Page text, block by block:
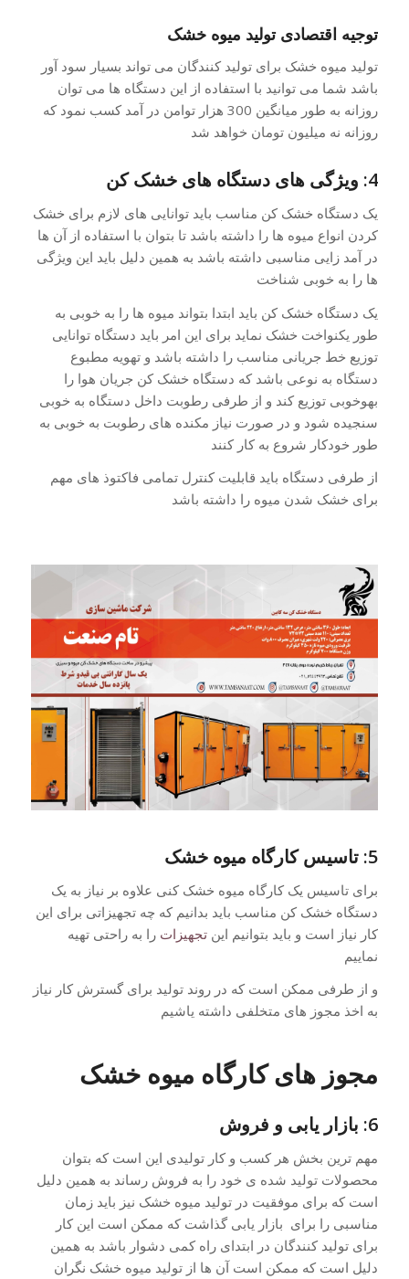
توجیه اقتصادی تولید میوه خشک
تولید میوه خشک برای تولید کنندگان می تواند بسیار سود آور
باشد شما می توانید با استفاده از این دستگاه ها می توان
روزانه به طور میانگین 300 هزار توامن در آمد کسب نمود که
روزانه نه میلیون تومان خواهد شد
4: ویژگی های دستگاه های خشک کن
یک دستگاه خشک کن مناسب باید توانایی های لازم برای خشک
کردن انواع میوه ها را داشته باشد تا بتوان با استفاده از آن ها
در آمد زایی مناسبی داشته باشد به همین دلیل باید این ویژگی
ها را به خوبی شناخت
یک دستگاه خشک کن باید ابتدا بتواند میوه ها را به خوبی به
طور یکنواخت خشک نماید برای این امر باید دستگاه توانایی
توزیع خط جریانی مناسب را داشته باشد و تهویه مطبوع
دستگاه به نوعی باشد که دستگاه خشک کن جریان هوا را
بهوخوبی توزیع کند و از طرفی رطوبت داخل دستگاه به خوبی
سنجیده شود و در صورت نیاز مکنده های رطوبت به خوبی به
طور خودکار شروع به کار کنند
از طرفی دستگاه باید قابلیت کنترل تمامی فاکتوذ های مهم
برای خشک شدن میوه را داشته باشد
5: تاسیس کارگاه میوه خشک
برای تاسیس یک کارگاه میوه خشک کنی علاوه بر نیاز به یک
دستگاه خشک کن مناسب باید بدانیم که چه تجهیزاتی برای این
کار نیاز است و باید بتوانیم این تجهیزات را به راحتی تهیه
نماییم
و از طرفی ممکن است که در روند تولید برای گسترش کار نیاز
به اخذ مجوز های متخلفی داشته یاشیم
مجوز های کارگاه میوه خشک
6: بازار یابی و فروش
مهم ترین بخش هر کسب و کار تولیدی این است که بتوان
محصولات تولید شده ی خود را به فروش رساند به همین دلیل
است که برای موفقیت در تولید میوه خشک نیز باید زمان
مناسبی را برای بازار یابی گذاشت که ممکن است این کار
برای تولید کنندگان در ابتدای راه کمی دشوار باشد به همین
دلیل است که ممکن است آن ها از تولید میوه خشک نگران